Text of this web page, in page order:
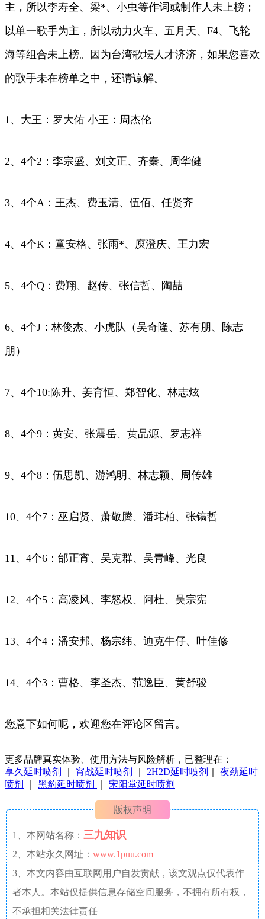
主，所以李寿全、梁*、小虫等作词或制作人未上榜；
以单一歌手为主，所以动力火车、五月天、F4、飞轮
海等组合未上榜。因为台湾歌坛人才济济，如果您喜欢
的歌手未在榜单之中，还请谅解。
1、大王：罗大佑 小王：周杰伦
2、4个2：李宗盛、刘文正、齐秦、周华健
3、4个A：王杰、费玉清、伍佰、任贤齐
4、4个K：童安格、张雨*、庾澄庆、王力宏
5、4个Q：费翔、赵传、张信哲、陶喆
6、4个J：林俊杰、小虎队（吴奇隆、苏有朋、陈志
朋）
7、4个10:陈升、姜育恒、郑智化、林志炫
8、4个9：黄安、张震岳、黄品源、罗志祥
9、4个8：伍思凯、游鸿明、林志颖、周传雄
10、4个7：巫启贤、萧敬腾、潘玮柏、张镐哲
11、4个6：邰正宵、吴克群、吴青峰、光良
12、4个5：高凌风、李怒权、阿杜、吴宗宪
13、4个4：潘安邦、杨宗纬、迪克牛仔、叶佳修
14、4个3：曹格、李圣杰、范逸臣、黄舒骏
您意下如何呢，欢迎您在评论区留言。
更多品牌真实体验、使用方法与风险解析，已整理在：
享久延时喷剂
宵战延时喷剂 2H2D延时喷剂
夜劲延时
喷剂
黑豹延时喷剂 宋阳堂延时喷剂
版权声明
1、本网站名称： 三九知识
2、本站永久网址： www.1puu.com
3、本文内容由互联网用户自发贡献，该文观点仅代表作
者本人。本站仅提供信息存储空间服务，不拥有所有权，
不承担相关法律责任